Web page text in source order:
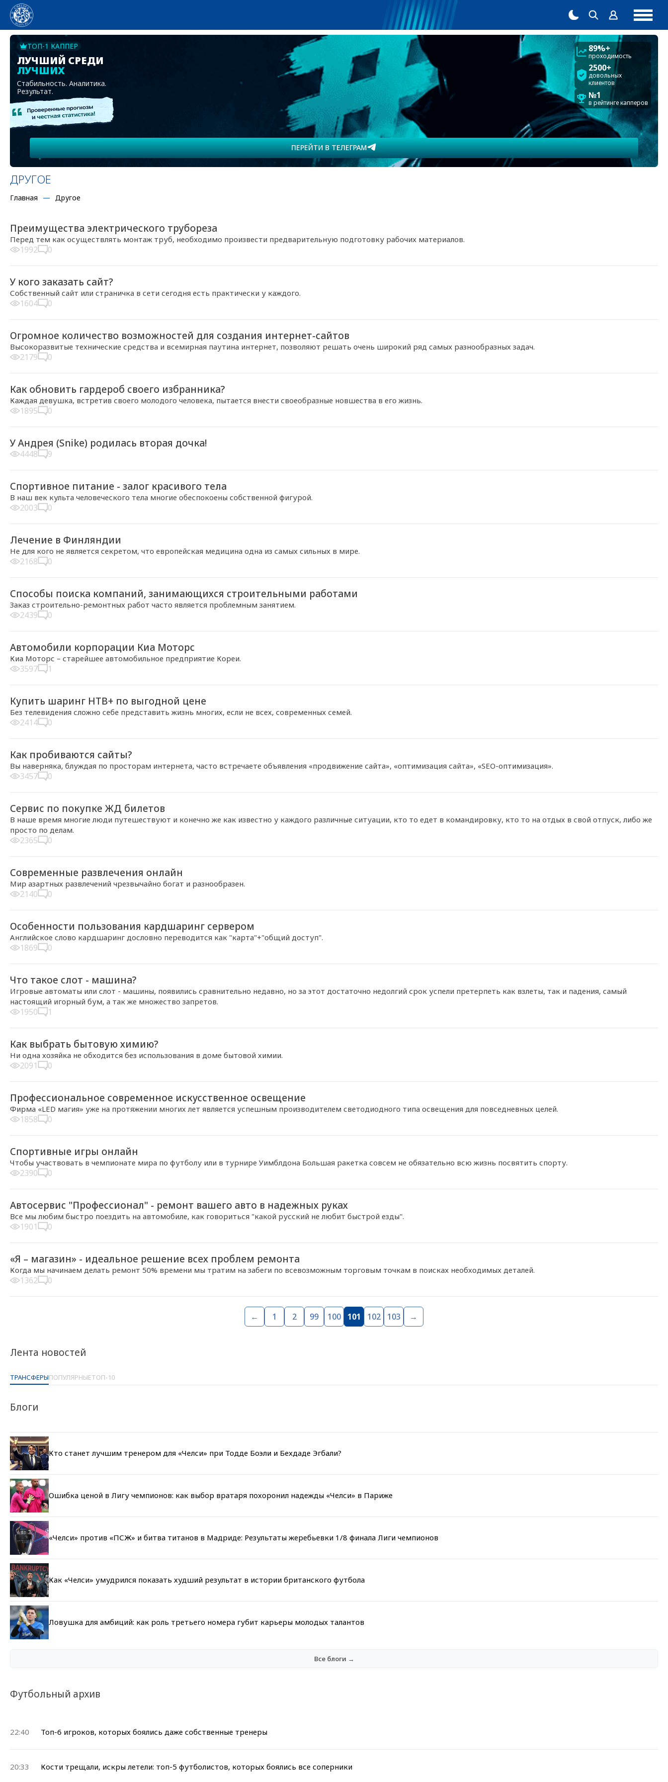
Лента новостей
ТРАНСФЕРЫПОПУЛЯРНЫЕТОП-10
Блоги
Кто станет лучшим тренером для «Челси» при Тодде Боэли и Бехдаде Эгбали?
Ошибка ценой в Лигу чемпионов: как выбор вратаря похоронил надежды «Челси» в Париже
«Челси» против «ПСЖ» и битва титанов в Мадриде: Результаты жеребьевки 1/8 финала Лиги чемпионов
Как «Челси» умудрился показать худший результат в истории британского футбола
Ловушка для амбиций: как роль третьего номера губит карьеры молодых талантов
Все блоги →
Футбольный архив
22:40 Топ-6 игроков, которых боялись даже собственные тренеры
20:33 Кости трещали, искры летели: топ-5 футболистов, которых боялись все соперники
ТОП-1 КАППЕР
ЛУЧШИЙ СРЕДИ
ЛУЧШИХ
Стабильность. Аналитика.
Результат.
89%+
проходимость
2500+
довольных
клиентов
№1
в рейтинге капперов
ПЕРЕЙТИ В ТЕЛЕГРАМ
ДРУГОЕ
Главная Другое
Преимущества электрического трубореза
Перед тем как осуществлять монтаж труб, необходимо произвести предварительную подготовку рабочих материалов.
1992 0
2014-02-07, 13:23
У кого заказать сайт?
Собственный сайт или страничка в сети сегодня есть практически у каждого.
1604 0
2014-01-30, 22:12
Огромное количество возможностей для создания интернет-сайтов
Высокоразвитые технические средства и всемирная паутина интернет, позволяют решать очень широкий ряд самых разнообразных задач.
2179 0
2014-01-30, 22:10
Как обновить гардероб своего избранника?
Каждая девушка, встретив своего молодого человека, пытается внести своеобразные новшества в его жизнь.
1895 0
2014-01-30, 17:16
У Андрея (Snike) родилась вторая дочка!
4448 9
2014-01-27, 21:25
Спортивное питание - залог красивого тела
В наш век культа человеческого тела многие обеспокоены собственной фигурой.
2003 0
2014-01-22, 13:41
Лечение в Финляндии
Не для кого не является секретом, что европейская медицина одна из самых сильных в мире.
2168 0
2014-01-21, 14:16
Способы поиска компаний, занимающихся строительными работами
Заказ строительно-ремонтных работ часто является проблемным занятием.
2439 0
2014-01-18, 16:14
Автомобили корпорации Киа Моторс
Киа Моторс – старейшее автомобильное предприятие Кореи.
3597 1
2014-01-18, 16:12
Купить шаринг НТВ+ по выгодной цене
Без телевидения сложно себе представить жизнь многих, если не всех, современных семей.
2414 0
2014-01-16, 22:07
Как пробиваются сайты?
Вы наверняка, блуждая по просторам интернета, часто встречаете объявления «продвижение сайта», «оптимизация сайта», «SEO-оптимизация».
3457 0
2013-12-14, 14:07
Сервис по покупке ЖД билетов
В наше время многие люди путешествуют и конечно же как известно у каждого различные ситуации, кто то едет в командировку, кто то на отдых в свой отпуск, либо же
просто по делам.
2365 0
2013-12-08, 14:03
Современные развлечения онлайн
Мир азартных развлечений чрезвычайно богат и разнообразен.
2140 0
2013-12-08, 13:57
Особенности пользования кардшаринг сервером
Английское слово кардшаринг дословно переводится как "карта"+"общий доступ".
1869 0
2013-12-02, 21:00
Что такое слот - машина?
Игровые автоматы или слот - машины, появились сравнительно недавно, но за этот достаточно недолгий срок успели претерпеть как взлеты, так и падения, самый
настоящий игорный бум, а так же множество запретов.
1950 1
2013-12-01, 15:10
Как выбрать бытовую химию?
Ни одна хозяйка не обходится без использования в доме бытовой химии.
2091 0
2013-11-27, 22:29
Профессиональное современное искусственное освещение
Фирма «LED магия» уже на протяжении многих лет является успешным производителем светодиодного типа освещения для повседневных целей.
1858 0
2013-11-20, 22:33
Спортивные игры онлайн
Чтобы участвовать в чемпионате мира по футболу или в турнире Уимблдона Большая ракетка совсем не обязательно всю жизнь посвятить спорту.
2390 0
2013-11-20, 22:28
Автосервис "Профессионал" - ремонт вашего авто в надежных руках
Все мы любим быстро поездить на автомобиле, как говориться "какой русский не любит быстрой езды".
1901 0
2013-11-19, 17:40
«Я – магазин» - идеальное решение всех проблем ремонта
Когда мы начинаем делать ремонт 50% времени мы тратим на забеги по всевозможным торговым точкам в поисках необходимых деталей.
1362 0
← 1 2 99 100 101 102 103 →